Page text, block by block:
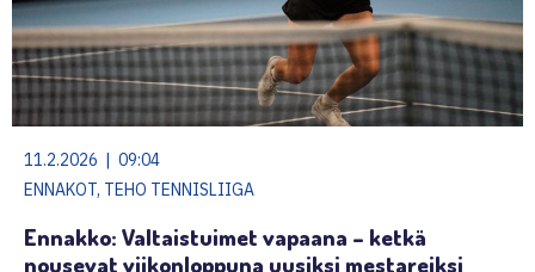
11.2.2026 | 09:04
ENNAKOT, TEHO TENNISLIIGA
Ennakko: Valtaistuimet vapaana – ketkä
nousevat viikonloppuna uusiksi mestareiksi